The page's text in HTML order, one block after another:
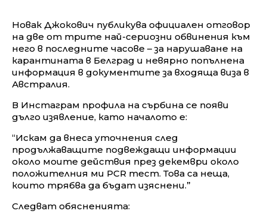
Новак Джокович публикува официален отговор
на две от трите най-сериозни обвинения към
него в последните часове – за нарушаване на
карантината в Белград и невярно попълнена
информация в документите за входяща виза в
Австралия.
В Инстаграм профила на сърбина се появи
дълго изявление, като началото е:
“Искам да внеса уточнения след
продължаващите подвеждащи информации
около моите действия през декември около
положителния ми PCR тест. Това са неща,
които трябва да бъдат изяснени.”
Следват обясненията: